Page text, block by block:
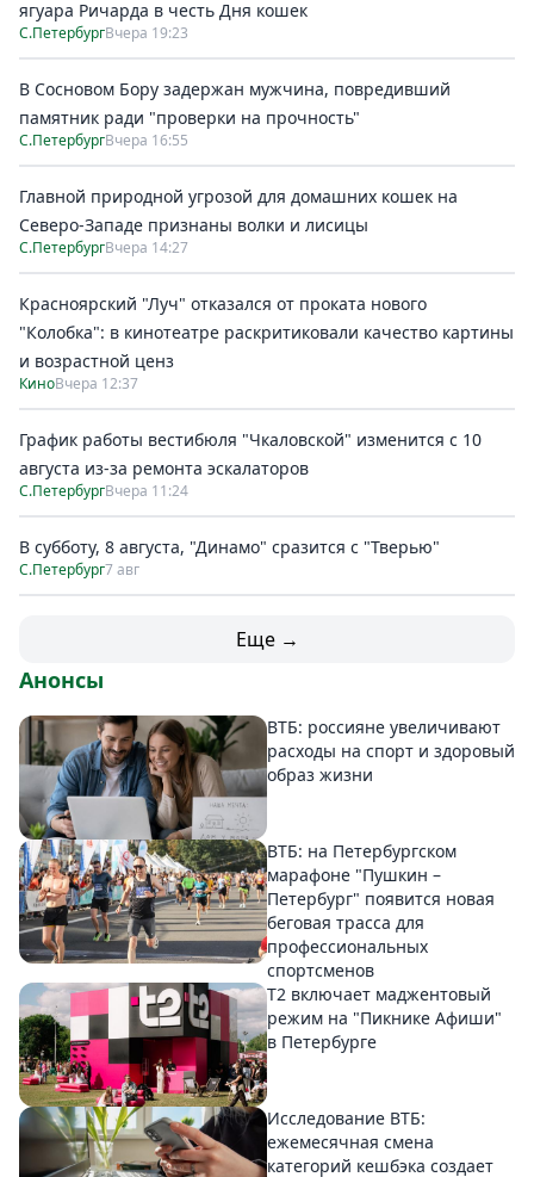
ягуара Ричарда в честь Дня кошек
С.ПетербургВчера 19:23
В Сосновом Бору задержан мужчина, повредивший
памятник ради "проверки на прочность"
С.ПетербургВчера 16:55
Главной природной угрозой для домашних кошек на
Северо-Западе признаны волки и лисицы
С.ПетербургВчера 14:27
Красноярский "Луч" отказался от проката нового
"Колобка": в кинотеатре раскритиковали качество картины
и возрастной ценз
КиноВчера 12:37
График работы вестибюля "Чкаловской" изменится с 10
августа из-за ремонта эскалаторов
С.ПетербургВчера 11:24
В субботу, 8 августа, "Динамо" сразится с "Тверью"
С.Петербург7 авг
Еще →
Анонсы
ВТБ: россияне увеличивают
расходы на спорт и здоровый
образ жизни
ВТБ: на Петербургском
марафоне "Пушкин –
Петербург" появится новая
беговая трасса для
профессиональных
спортсменов
Т2 включает маджентовый
режим на "Пикнике Афиши"
в Петербурге
Исследование ВТБ:
ежемесячная смена
категорий кешбэка создает